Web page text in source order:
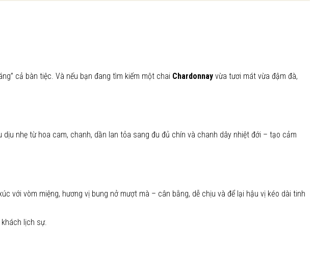
cả bàn tiệc. Và nếu bạn đang tìm kiếm một chai Chardonnay vừa tươi mát vừa đậm đà,
nhẹ từ hoa cam, chanh, dần lan tỏa sang đu đủ chín và chanh dây nhiệt đới – tạo cảm
với vòm miệng, hương vị bung nở mượt mà – cân bằng, dễ chịu và để lại hậu vị kéo dài tinh
lịch sự.